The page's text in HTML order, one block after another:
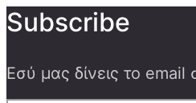
Subscribe
Εσύ μας δίνεις το